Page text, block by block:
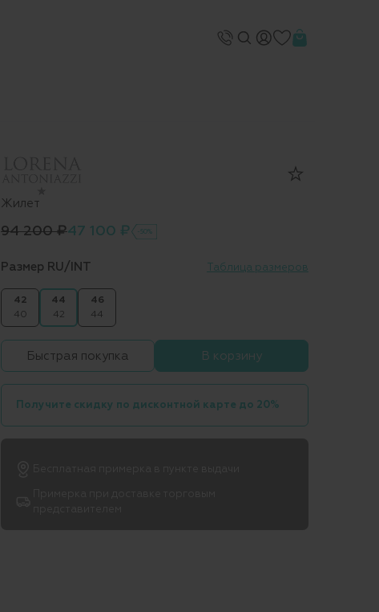
Жилет
94 200 ₽47 100 ₽ -50%
Размер RU/INT Таблица размеров
42
40
44
42
46
44
Быстрая покупка В корзину
Получите скидку по дисконтной карте до 20%